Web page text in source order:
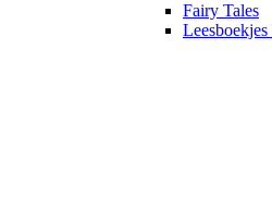
Fairy Tales